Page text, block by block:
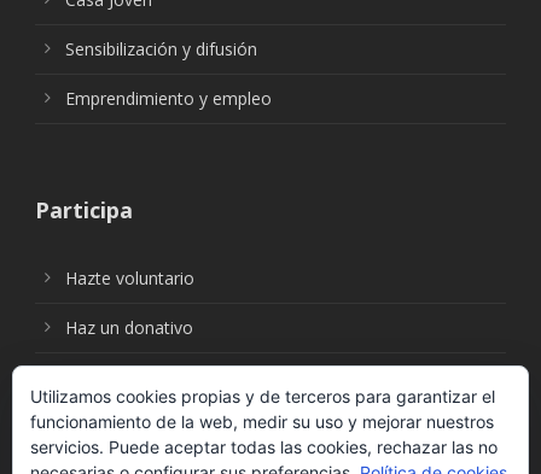
Sensibilización y difusión
Emprendimiento y empleo
Participa
Hazte voluntario
Haz un donativo
Síguenos en:
Utilizamos cookies propias y de terceros para garantizar el
funcionamiento de la web, medir su uso y mejorar nuestros
servicios. Puede aceptar todas las cookies, rechazar las no